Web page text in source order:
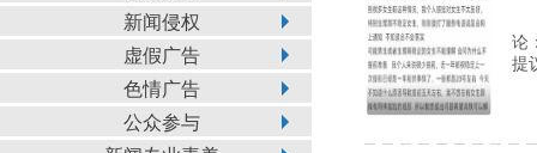
新闻侵权
虚假广告
色情广告
公众参与
论
提